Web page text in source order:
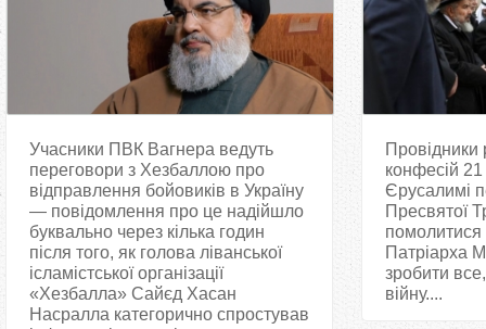
Учасники ПВК Вагнера ведуть
переговори з Хезбаллою про
відправлення бойовиків в Україну
— повідомлення про це надійшло
буквально через кілька годин
після того, як голова ліванської
ісламістської організації
«Хезбалла» Сайєд Хасан
Насралла категорично спростував
Провідники
конфесій
Єрусалимі
Пресвятої
помолитися
Патріарха
зробити
війну....